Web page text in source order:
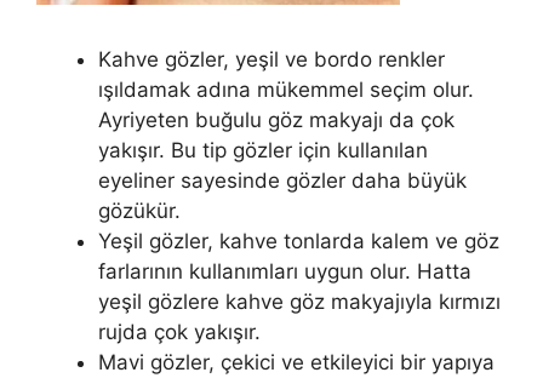
Kahve gözler, yeşil ve bordo renkler
ışıldamak adına mükemmel seçim olur.
Ayriyeten buğulu göz makyajı da çok
yakışır. Bu tip gözler için kullanılan
eyeliner sayesinde gözler daha büyük
gözükür.
Yeşil gözler, kahve tonlarda kalem ve göz
farlarının kullanımları uygun olur. Hatta
yeşil gözlere kahve göz makyajıyla kırmızı
rujda çok yakışır.
Mavi gözler, çekici ve etkileyici bir yapıya